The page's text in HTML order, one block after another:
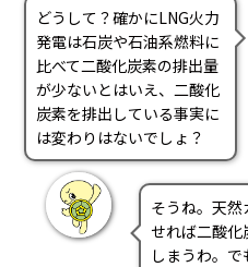
どうして？確かにLNG火力
発電は石炭や石油系燃料に
比べて二酸化炭素の排出量
が少ないとはいえ、二酸化
炭素を排出している事実に
は変わりはないでしょ？
そうね。天
せれば二酸化
しまうわ。